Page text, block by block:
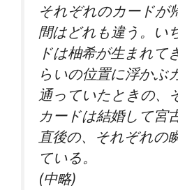
それぞれのカードが
間はどれも違う。い
ドは柚希が生まれて
らいの位置に浮かぶ
通っていたときの、
カードは結婚して宮
直後の、それぞれの
ている。
(中略)